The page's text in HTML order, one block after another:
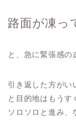
路面が凍っ
と、急に緊張感の
引き返した方がい
と目的地はもうす
ソロソロと進み、